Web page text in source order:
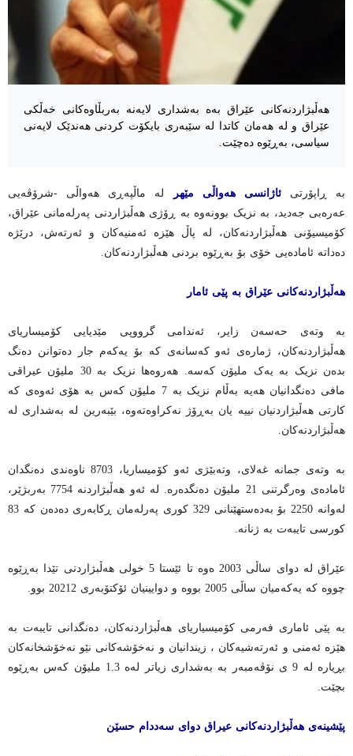
هەڵبژاردنەکانی عێراق بەە بەشداری لایەنە بەربڵاوەکانی خەڵکی
عێراق و لە هەمان کاتدا لە سێبەری بایکۆت کردنی هەندێک لایەنی
سیاسی، بەڕێوە دەچێت.
بە ڕاپۆرتی ئاژانسی هەواڵی مێهر
لە ماڵپەڕی هەواڵی -شرۆڤەیی
عەرەبی جەدید، بە نزیک بوونەوە بە ڕۆژی هەڵبژاردنی پەرلەمانی عێراق،
کۆمیسیۆنی هەڵبژاردنەکان، لە پاڵ هێزە ئەمنیەکان و ئەرتەش، درێژە
دەداتە ئامادەیی خۆی بۆ بەڕێوە بردنی هەڵبژاردنەکان.
هەڵبژاردنەکانی عێراق بە پێی ئامار
بە وتەی حەسەن زایر، ئەندامی گرووپی مێدیایی کۆمیساریای
هەڵبژاردنەکان، ژمارەی ئەو کەسانەی کە بۆ یەکەم جار دەتوانن دەنگ
بدەن نزیک بە یەک ملیۆن کەسە. هەروەها نزیک بە 30 ملیۆن عیراقی
مافی دەنگدانیان هەیە بەڵام نزیک بە 7 ملیۆن کەس بە هۆی ئەوەی کە
کارتی هەڵبژاردنیان نییە یان بەڕۆژ نەکراوەتەوە، بێبەرین لە بەشداری لە
هەڵبژاردنەکان.
بە وتەی جمانە غەلای، وتەبێژی ئەو کۆمیساریا، 8703 ناوەندی دەنگدان
ئامادەی وەرگرتنی 21 ملیۆن دەنگدەرە. لە ئەو هەڵبژاردنە 7754 بەربژێر،
لەوانە 2250 بۆ بەدەستهێنانی 329 کوری پەرلەمان ڕکابەری دەدەن کە 83
کورسی تایبەت بە ژنانە.
عێراق لە دوای ساڵی 2003 ەوە تا ئێستا 5 خولی هەڵبژاردنی تێدا بەڕێوە
چووە کە یەکەمیان ساڵی 2005 بووە و دوایینیان ئۆکتۆبەری 20212 بوو.
بە پێی ئاماری فەرمی کۆمیسیاریای هەڵبژاردنەکان، دەنگدانی تایبەت بە
هێزە ئەمنی و ئەرتەشیەکان ، زیندانیان و نەخۆشەکانی نێو نەخۆشخانەکان
بڕیارە لە 9 ی نۆڤەمبەر بە بەشداری زیاتر لەە 1.3 ملیۆن کەس بەڕێوە
بچێت.
پێشینەی هەڵبژاردنەکانی عیراق دوای سەددام حسێن